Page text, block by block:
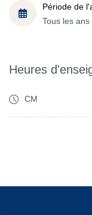
Période de
Tous les ans
Heures
CM